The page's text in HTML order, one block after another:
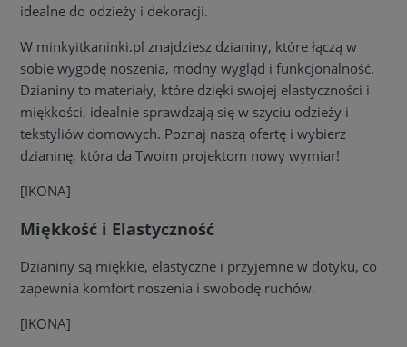
idealne do odzieży i dekoracji.
W minkyitkaninki.pl znajdziesz dzianiny, które łączą w
sobie wygodę noszenia, modny wygląd i funkcjonalność.
Dzianiny to materiały, które dzięki swojej elastyczności i
miękkości, idealnie sprawdzają się w szyciu odzieży i
tekstyliów domowych. Poznaj naszą ofertę i wybierz
dzianinę, która da Twoim projektom nowy wymiar!
[IKONA]
Miękkość i Elastyczność
Dzianiny są miękkie, elastyczne i przyjemne w dotyku, co
zapewnia komfort noszenia i swobodę ruchów.
[IKONA]